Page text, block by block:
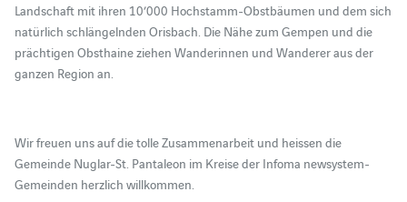
Landschaft mit ihren 10’000 Hochstamm-Obstbäumen und dem sich
natürlich schlängelnden Orisbach. Die Nähe zum Gempen und die
prächtigen Obsthaine ziehen Wanderinnen und Wanderer aus der
ganzen Region an.
Wir freuen uns auf die tolle Zusammenarbeit und heissen die
Gemeinde Nuglar-St. Pantaleon im Kreise der Infoma newsystem-
Gemeinden herzlich willkommen.